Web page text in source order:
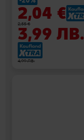
2,04 €
2,55 €
3,99 ЛВ.
4,99 ЛВ.